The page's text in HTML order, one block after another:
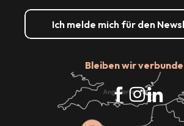
Ich melde mich für den
Bleiben wir